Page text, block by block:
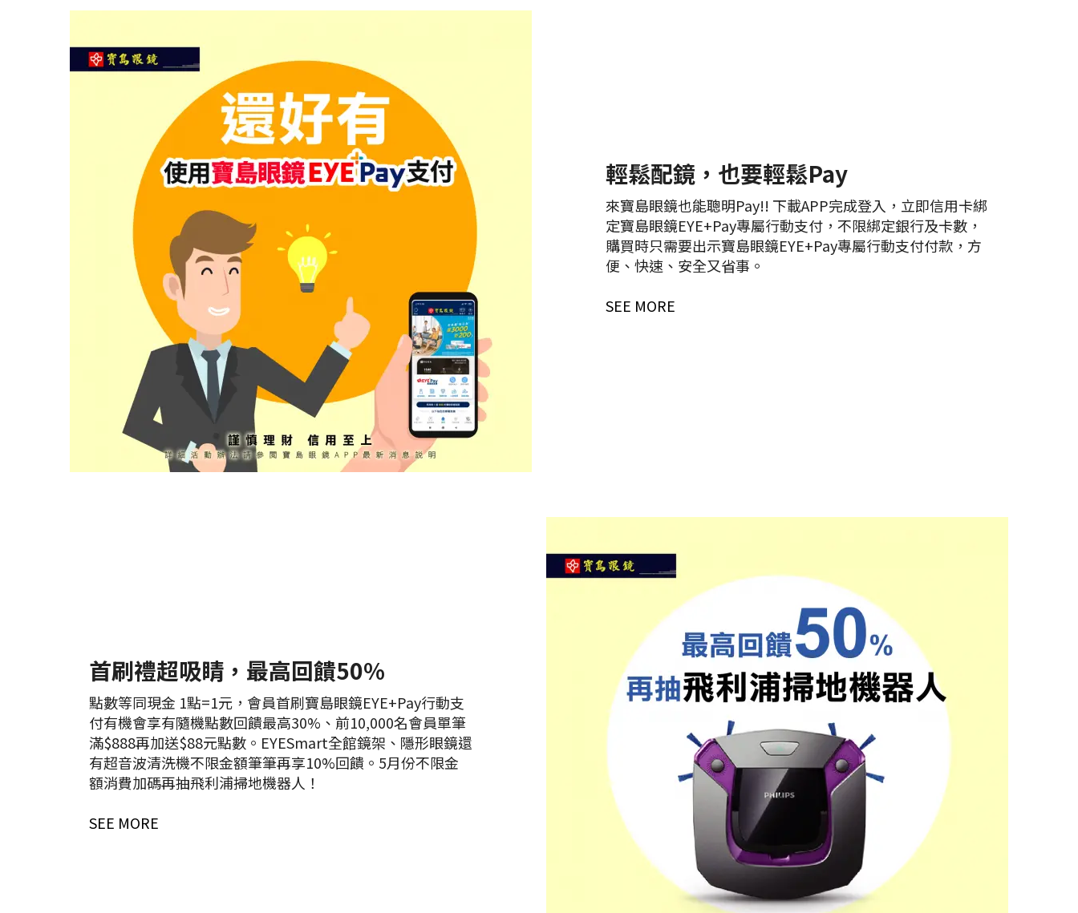
輕鬆配鏡，也要輕鬆Pay
來寶島眼鏡也能聰明Pay!! 下載APP完成登入，立即信用卡綁
定寶島眼鏡EYE+Pay專屬行動支付，不限綁定銀行及卡數，
購買時只需要出示寶島眼鏡EYE+Pay專屬行動支付付款，方
便、快速、安全又省事。
SEE MORE
首刷禮超吸睛，最高回饋50%
點數等同現金 1點=1元，會員首刷寶島眼鏡EYE+Pay行動支
付有機會享有隨機點數回饋最高30%、前10,000名會員單筆
滿$888再加送$88元點數。EYESmart全館鏡架、隱形眼鏡還
有超音波清洗機不限金額筆筆再享10%回饋。5月份不限金
額消費加碼再抽飛利浦掃地機器人！
SEE MORE